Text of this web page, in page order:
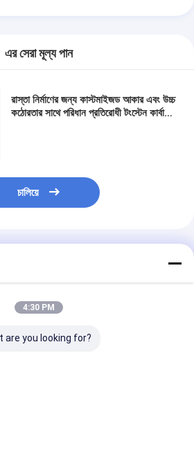
এর সেরা মূল্য পান
রাস্তা নির্মাণের জন্য কাস্টমাইজড আকার এবং উচ্চ
কঠোরতার সাথে পরিধান প্রতিরোধী টংস্টেন কার্বাইড
চালিয়ে
4:30 PM
are you looking for?